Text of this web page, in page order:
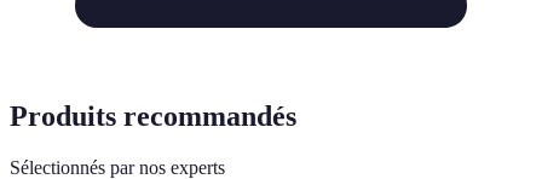
Produits recommandés
Sélectionnés par nos experts